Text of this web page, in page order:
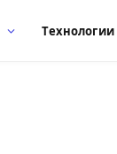
Технологии